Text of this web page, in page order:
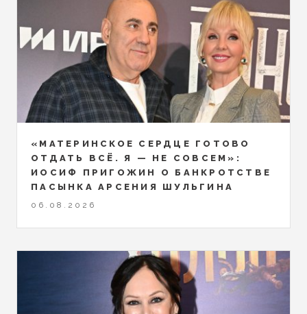
«МАТЕРИНСКОЕ СЕРДЦЕ ГОТОВО
ОТДАТЬ ВСЁ. Я — НЕ СОВСЕМ»:
ИОСИФ ПРИГОЖИН О БАНКРОТСТВЕ
ПАСЫНКА АРСЕНИЯ ШУЛЬГИНА
06.08.2026